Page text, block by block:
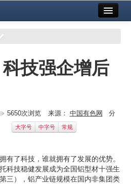
技强企增后
5650次浏览 来源： 中国有色网 分
大字号 中字号 常规
了科技，谁就拥有了发展的优势。
科技稳健发展成为全国铝型材十强生
三），铝产业链规模在国内非集团类